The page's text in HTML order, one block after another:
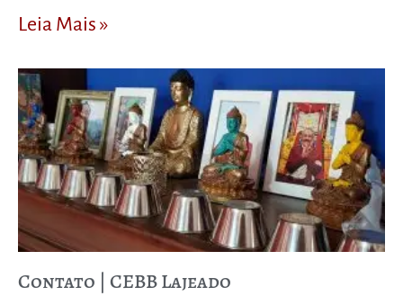
Leia Mais »
Contato | CEBB Lajeado